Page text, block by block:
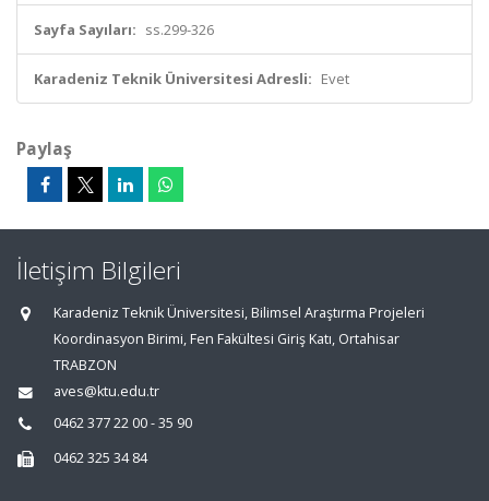
Sayfa Sayıları: ss.299-326
Karadeniz Teknik Üniversitesi Adresli: Evet
Paylaş
İletişim Bilgileri
Karadeniz Teknik Üniversitesi, Bilimsel Araştırma Projeleri
Koordinasyon Birimi, Fen Fakültesi Giriş Katı, Ortahisar
TRABZON
aves@ktu.edu.tr
0462 377 22 00 - 35 90
0462 325 34 84